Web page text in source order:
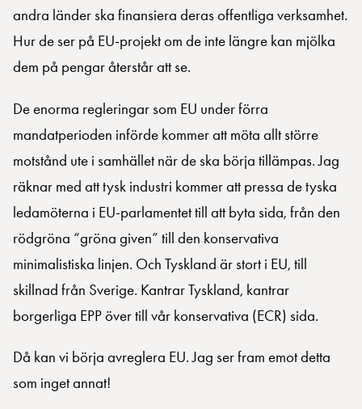
andra länder ska finansiera deras offentliga verksamhet.
Hur de ser på EU-projekt om de inte längre kan mjölka
dem på pengar återstår att se.
De enorma regleringar som EU under förra
mandatperioden införde kommer att möta allt större
motstånd ute i samhället när de ska börja tillämpas. Jag
räknar med att tysk industri kommer att pressa de tyska
ledamöterna i EU-parlamentet till att byta sida, från den
rödgröna “gröna given” till den konservativa
minimalistiska linjen. Och Tyskland är stort i EU, till
skillnad från Sverige. Kantrar Tyskland, kantrar
borgerliga EPP över till vår konservativa (ECR) sida.
Då kan vi börja avreglera EU. Jag ser fram emot detta
som inget annat!